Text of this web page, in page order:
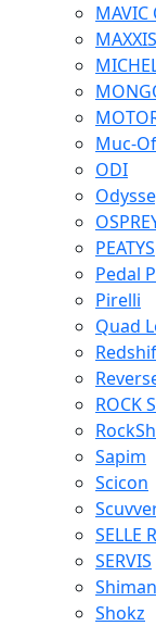
MAVIC
MAXXIS
Muc-
ODI
PEATYS
Pedal
Pirelli
Quad
ROCK
Sapim
Scicon
SELLE
SERVIS
Shokz